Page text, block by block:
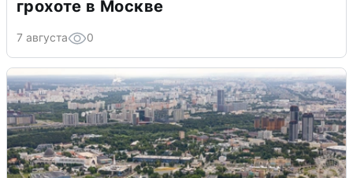
грохоте в Москве
7 августа 0